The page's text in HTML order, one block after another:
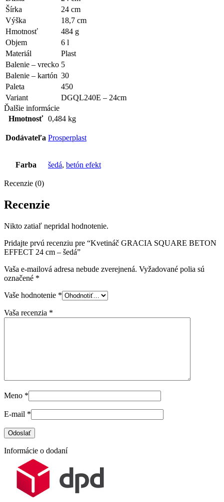
Šírka
24 cm
Výška
18,7 cm
Hmotnosť
484 g
Objem
6 l
Materiál
Plast
Balenie – vrecko 5
Balenie – kartón 30
Paleta
450
Variant
DGQL240E – 24cm
Ďalšie informácie
Hmotnosť 0,484 kg
Dodávateľa Prosperplast
Farba šedá, betón efekt
Recenzie (0)
Recenzie
Nikto zatiaľ nepridal hodnotenie.
Pridajte prvú recenziu pre “Kvetináč GRACIA SQUARE BETON
EFFECT 24 cm – šedá”
Vaša e-mailová adresa nebude zverejnená. Vyžadované polia sú
označené *
Vaše hodnotenie *
Vaša recenzia *
Meno *
E-mail *
Informácie o dodaní